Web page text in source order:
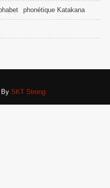
phonétique Katakana
By SKT Strong